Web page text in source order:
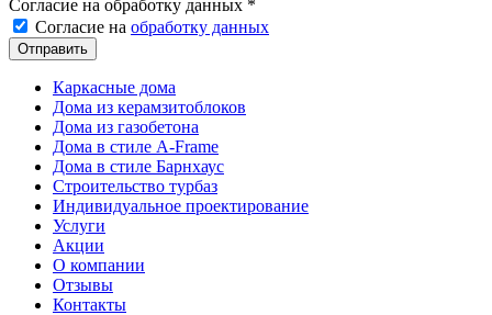
Согласие на обработку данных *
Согласие на обработку данных
Каркасные дома
Дома из керамзитоблоков
Дома из газобетона
Дома в стиле A-Frame
Дома в стиле Барнхаус
Строительство турбаз
Индивидуальное проектирование
Услуги
Акции
О компании
Отзывы
Контакты